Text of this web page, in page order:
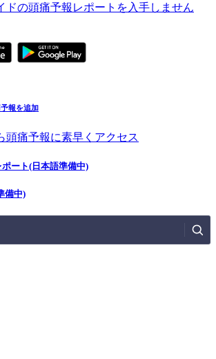
ドの頭痛予報レポートを入手しません
報を追加
頭痛予報に素早くアクセス
ート(日本語準備中)
備中)